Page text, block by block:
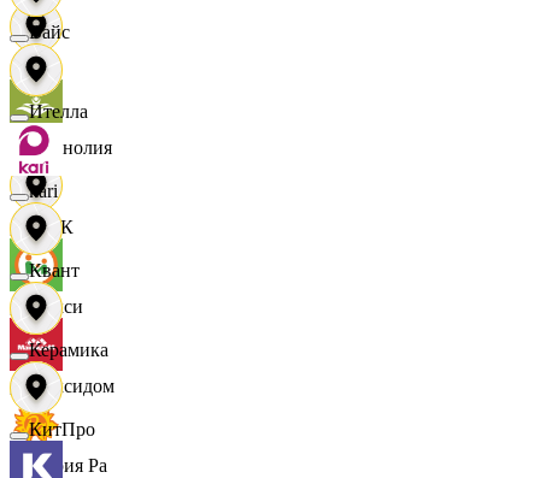
Луч
Магнолия
МАК
Макси
Максидом
Мария Ра
Вайс
Ителла
kari
Квант
Керамика
КитПро